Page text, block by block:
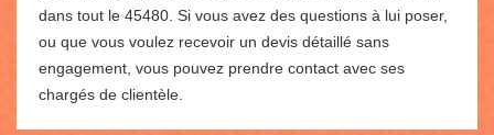
dans tout le 45480. Si vous avez des questions à lui poser,
ou que vous voulez recevoir un devis détaillé sans
engagement, vous pouvez prendre contact avec ses
chargés de clientèle.